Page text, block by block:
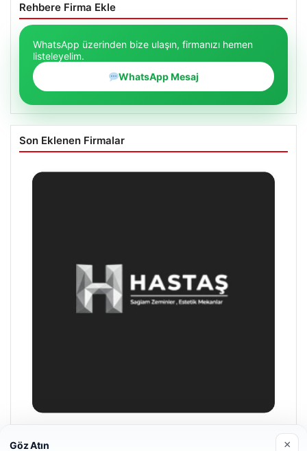
Rehbere Firma Ekle
WhatsApp üzerinden bize ulaşın, firmanızı hemen
listeleyelim.
WhatsApp Mesaj
Son Eklenen Firmalar
Enes Kaplan Avukatlık Bürosu
Göz Atın ×